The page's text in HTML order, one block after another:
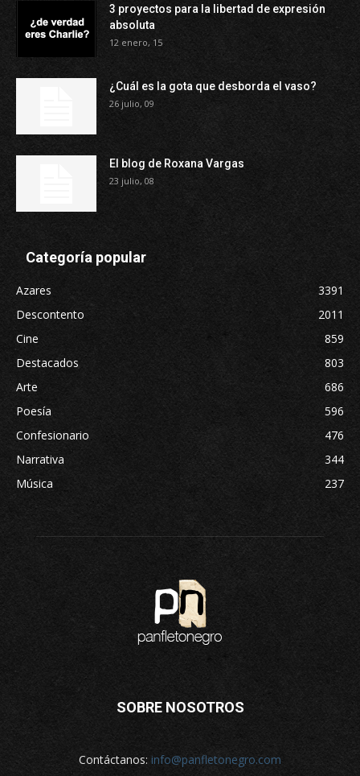
3 proyectos para la libertad de expresión
absoluta
12 enero, 15
¿Cuál es la gota que desborda el vaso?
26 julio, 09
El blog de Roxana Vargas
23 julio, 08
Categoría popular
Azares
3391
Descontento
2011
Cine
859
Destacados
803
Arte
686
Poesía
596
Confesionario
476
Narrativa
344
Música
237
SOBRE NOSOTROS
Contáctanos: info@panfletonegro.com